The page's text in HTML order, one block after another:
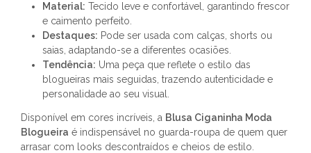
Material: Tecido leve e confortável, garantindo frescor
e caimento perfeito.
Destaques: Pode ser usada com calças, shorts ou
saias, adaptando-se a diferentes ocasiões.
Tendência: Uma peça que reflete o estilo das
blogueiras mais seguidas, trazendo autenticidade e
personalidade ao seu visual.
Disponível em cores incríveis, a Blusa Ciganinha Moda
Blogueira é indispensável no guarda-roupa de quem quer
arrasar com looks descontraídos e cheios de estilo.